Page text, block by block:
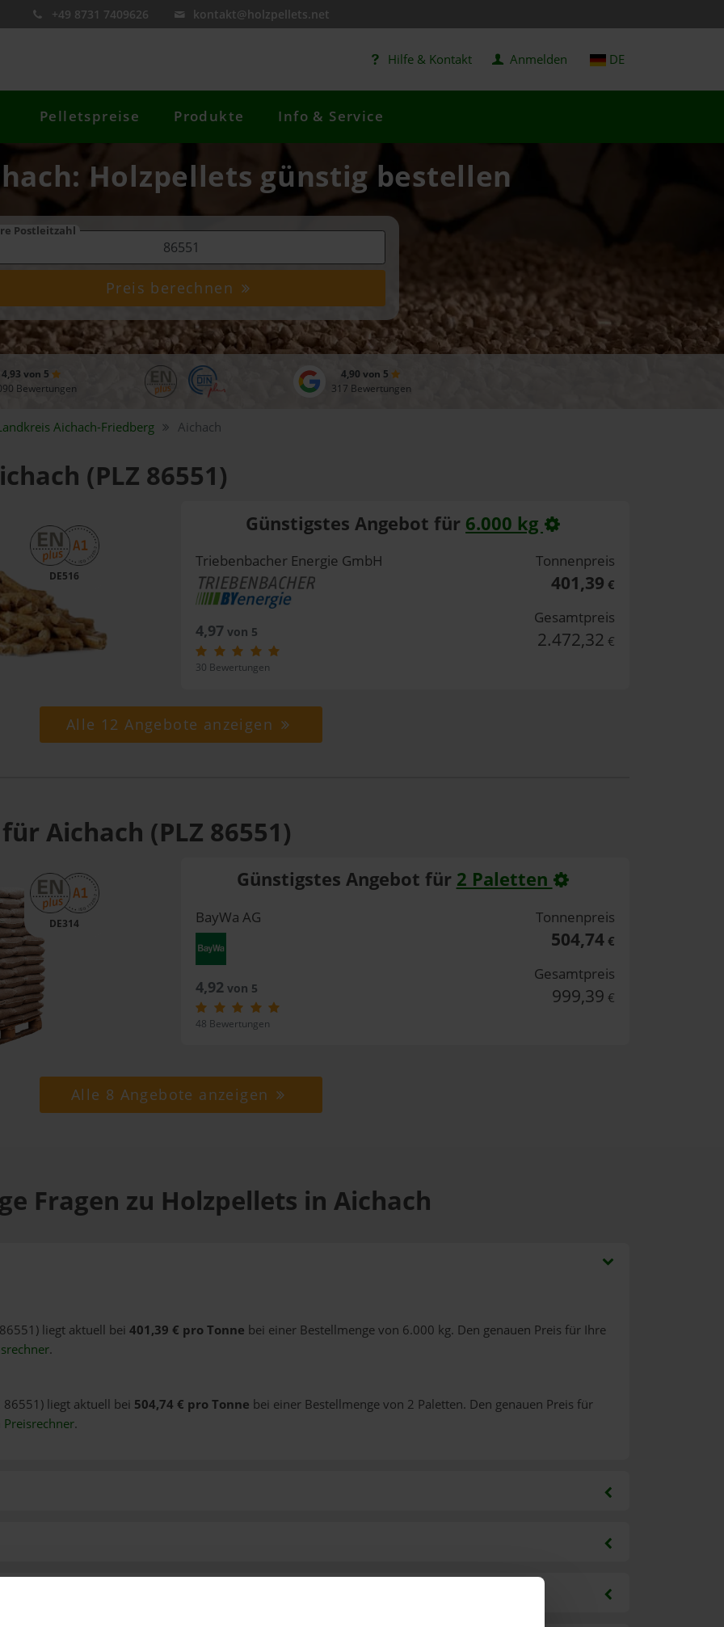
+49 8731 7409626 kontakt@holzpellets.net
Hilfe & Kontakt Anmelden DE
Pelletspreise Produkte Info & Service
Holzpellets günstig bestellen
Postleitzahl
Preis berechnen
4,93 von 5
Bewertungen
4,90 von 5
317 Bewertungen
Aichach-Friedberg Aichach
(PLZ 86551)
DE516
Günstigstes Angebot für 6.000 kg
Triebenbacher Energie GmbH
4,97von 5
30 Bewertungen
Tonnenpreis
401,39 €
Gesamtpreis
2.472,32 €
Alle 12 Angebote anzeigen
Aichach (PLZ 86551)
DE314
Günstigstes Angebot für 2 Paletten
BayWa AG
4,92von 5
48 Bewertungen
Tonnenpreis
504,74€
Gesamtpreis
999,39 €
Alle 8 Angebote anzeigen
Fragen zu Holzpellets in Aichach
liegt aktuell bei 401,39 € pro Tonne bei einer Bestellmenge von 6.000 kg. Den genauen Preis für Ihre
.
86551) liegt aktuell bei 504,74 € pro Tonne bei einer Bestellmenge von 2 Paletten. Den genauen Preis für
Preisrechner.